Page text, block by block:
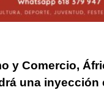
y Comercio,
una inyección